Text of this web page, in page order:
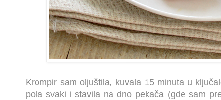
Krompir sam oljuštila, kuvala 15 minuta u
pola svaki i stavila na dno pekača (gde sam